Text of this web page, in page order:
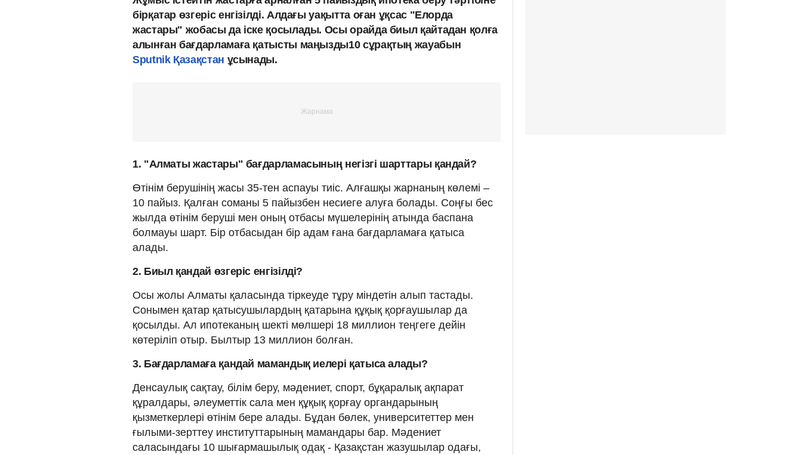
бірқатар өзгеріс енгізілді. Алдағы уақытта оған ұқсас "Елорда
жастары" жобасы да іске қосылады. Осы орайда биыл қайтадан қолға
алынған бағдарламаға қатысты маңызды10 сұрақтың жауабын
Sputnik Қазақстан ұсынады.
1. "Алматы жастары" бағдарламасының негізгі шарттары қандай?
Өтінім берушінің жасы 35-тен аспауы тиіс. Алғашқы жарнаның көлемі –
10 пайыз. Қалған соманы 5 пайызбен несиеге алуға болады. Соңғы бес
жылда өтінім беруші мен оның отбасы мүшелерінің атында баспана
болмауы шарт. Бір отбасыдан бір адам ғана бағдарламаға қатыса
алады.
2. Биыл қандай өзгеріс енгізілді?
Осы жолы Алматы қаласында тіркеуде тұру міндетін алып тастады.
Сонымен қатар қатысушылардың қатарына құқық қорғаушылар да
қосылды. Ал ипотеканың шекті мөлшері 18 миллион теңгеге дейін
көтеріліп отыр. Былтыр 13 миллион болған.
3. Бағдарламаға қандай мамандық иелері қатыса алады?
Денсаулық сақтау, білім беру, мәдениет, спорт, бұқаралық ақпарат
құралдары, әлеуметтік сала мен құқық қорғау органдарының
қызметкерлері өтінім бере алады. Бұдан бөлек, университеттер мен
ғылыми-зерттеу институттарының мамандары бар. Мәдениет
саласындағы 10 шығармашылық одақ - Қазақстан жазушылар одағы,